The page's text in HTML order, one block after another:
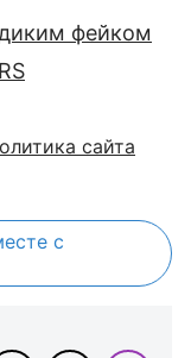
фейком
сайта
с